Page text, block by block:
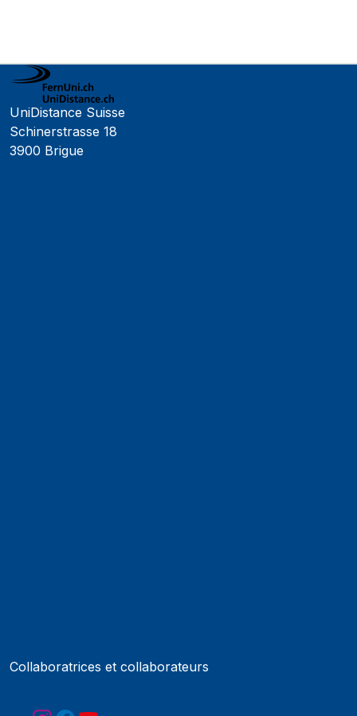
UniDistance Suisse
Schinerstrasse 18
3900 Brigue
Collaboratrices et collaborateurs